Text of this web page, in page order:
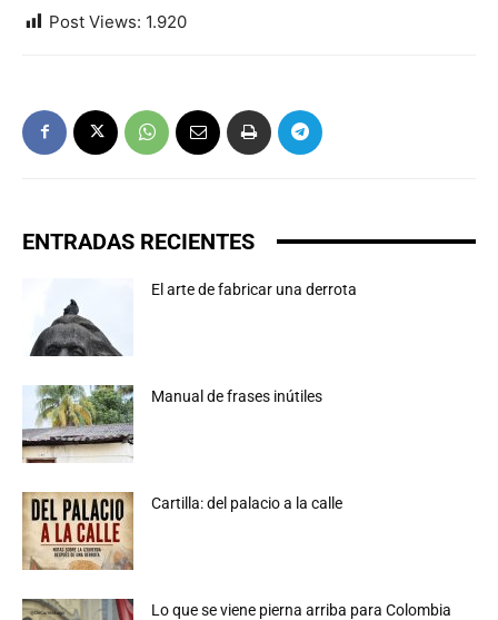
Post Views: 1.920
ENTRADAS RECIENTES
El arte de fabricar una derrota
Manual de frases inútiles
Cartilla: del palacio a la calle
Lo que se viene pierna arriba para Colombia